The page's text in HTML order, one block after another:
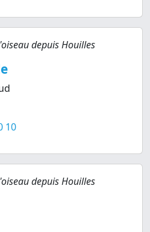
depuis Houilles
10
depuis Houilles